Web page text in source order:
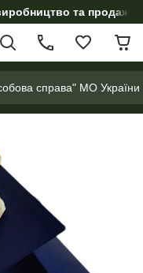
та продаж
справа" МО України